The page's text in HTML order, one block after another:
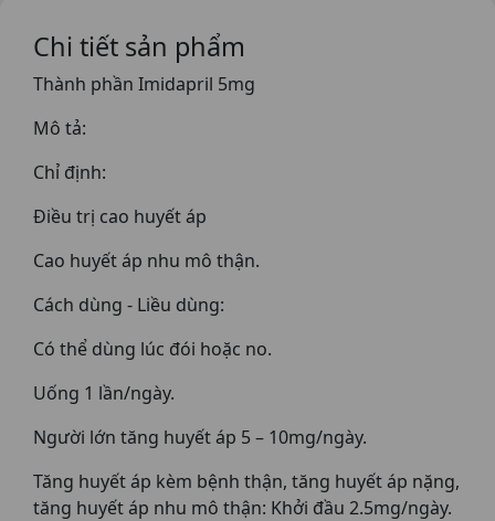
Chi tiết sản phẩm
Thành phần Imidapril 5mg
Mô tả:
Chỉ định:
Điều trị cao huyết áp
Cao huyết áp nhu mô thận.
Cách dùng - Liều dùng:
Có thể dùng lúc đói hoặc no.
Uống 1 lần/ngày.
Người lớn tăng huyết áp 5 – 10mg/ngày.
Tăng huyết áp kèm bệnh thận, tăng huyết áp nặng,
tăng huyết áp nhu mô thận: Khởi đầu 2.5mg/ngày.